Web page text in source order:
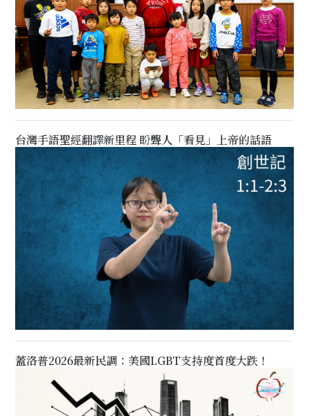
台灣手語聖經翻譯新里程 盼聾人「看見」上帝的話語
蓋洛普2026最新民調：美國LGBT支持度首度大跌！